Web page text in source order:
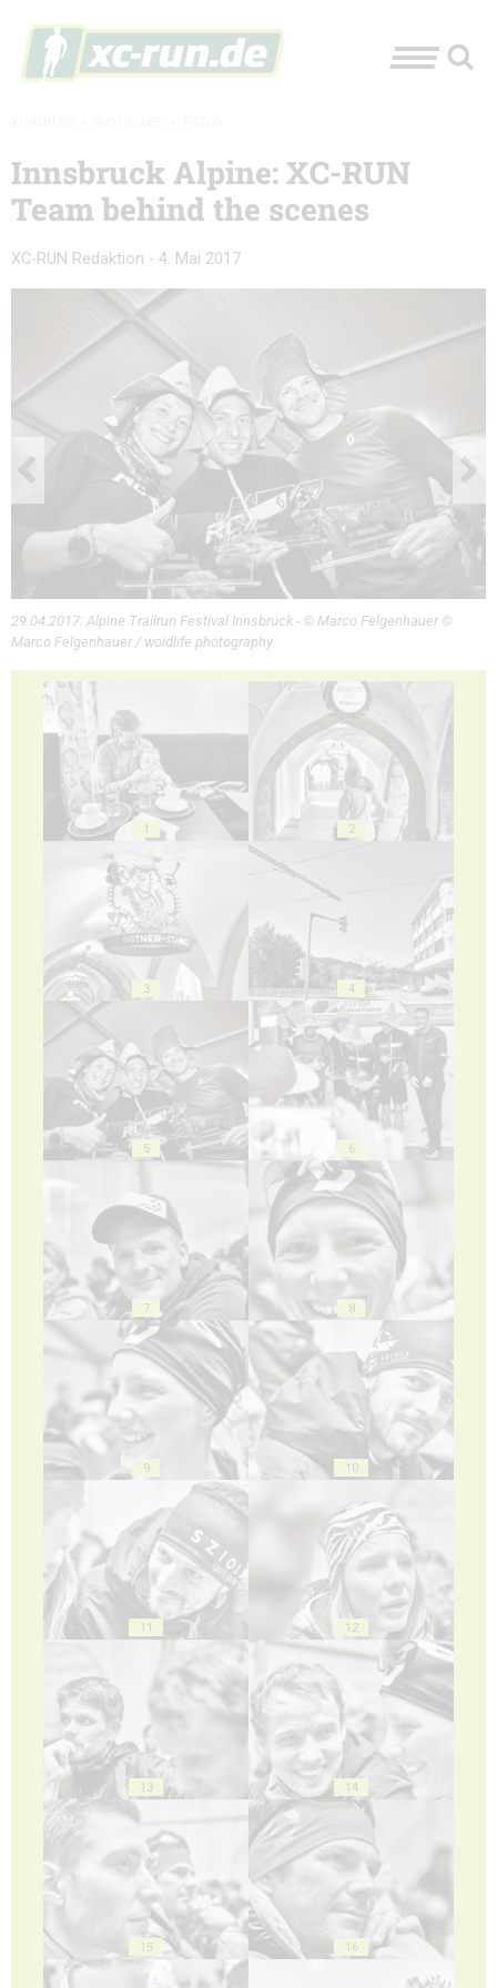
Innsbruck Alpine: XC-RUN
Team behind the scenes
XC-RUN Redaktion - 4. Mai 2017
29.04.2017: Alpine Trailrun Festival Innsbruck - © Marco Felgenhauer ©
Marco Felgenhauer / woidlife photography
1 2
3 4
5 6
7 8
9 10
11 12
13 14
15 16